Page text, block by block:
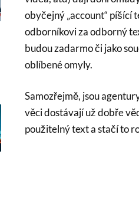
obyčejný „account“ píšící
odborníkovi za odborný
budou zadarmo či jako
oblíbené omyly.
Samozřejmě, jsou
věci dostávají už dobře
použitelný text a stačí to